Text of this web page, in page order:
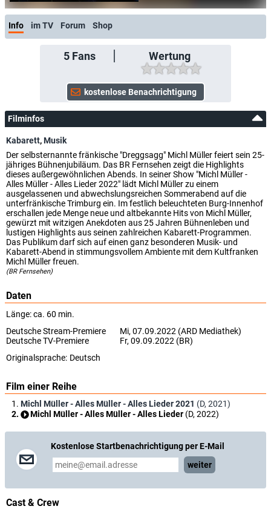
Info im TV Forum Shop
5Fans Wertung
Filminfos
Kabarett,Musik
Der selbsternannte fränkische "Dreggsagg" Michl Müller feiert sein 25-
jähriges Bühnenjubiläum. Das BR Fernsehen zeigt die Highlights
dieses außergewöhnlichen Abends. In seiner Show "Michl Müller -
Alles Müller - Alles Lieder 2022" lädt Michl Müller zu einem
ausgelassenen und abwechslungsreichen Sommerabend auf die
unterfränkische Trimburg ein. Im festlich beleuchteten Burg-Innenhof
erschallen jede Menge neue und altbekannte Hits von Michl Müller,
gewürzt mit witzigen Anekdoten aus 25 Jahren Bühnenleben und
lustigen Highlights aus seinen zahlreichen Kabarett-Programmen.
Das Publikum darf sich auf einen ganz besonderen Musik- und
Kabarett-Abend in stimmungsvollem Ambiente mit dem Kultfranken
Michl Müller freuen.
(BR Fernsehen)
Daten
Länge: ca. 60 min.
Deutsche Stream-Premiere
Mi, 07.09.2022 (ARD Mediathek)
Deutsche TV-Premiere
Fr, 09.09.2022 (BR)
Originalsprache: Deutsch
Film einer Reihe
Michl Müller - Alles Müller - Alles Lieder 2021 (D, 2021)
Michl Müller - Alles Müller - Alles Lieder (D, 2022)
Kostenlose Startbenachrichtigung per E-Mail
weiter
Cast & Crew